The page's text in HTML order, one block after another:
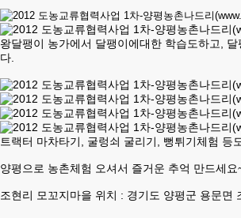
왕달팽이 농가에서 달팽이에대한 학습도하고,
다.
트랙터 마차타기, 굴렁쇠 굴리기, 뻥튀기체험 등
양평으로 농촌체험 오셔서 즐거운 추억 만드세요
조현리 모꼬지마을 위치 : 경기도 양평군 용문면